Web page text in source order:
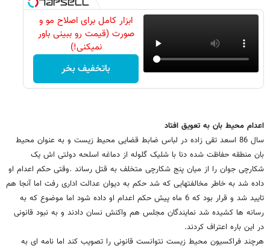
ابزار کامل برای اصلاح مو و
صورت (قیمت رو ببینی باور
نمیکنی!)
باتخفیف بخر
اعدام محیط بان به تعویق افتاد
سال 86 اسعد تقی زاده در لباس ضابط قضایی محیط زیست و به عنوان محیط
بان منطقه حفاظت شده دنا با شلیک گلوله از دماغه اسلحه دولتی اش یک
شکارچی جوان را از میان پنج شکارچی متخلف به قتل رساند .وقتی حکم اعدام او
داده شد به خاطر مخالفتهایی که شد حکم به دیوان عدالت اداری رفت اما آنجا هم
تایید شد و قرار بود که 6 ماه پیش حکم اعدام او داده شود اما موضوع که به
رسانه ها کشیده شد نمایندگان مجلس هم واکنش نسان دادند و به نبود قانونی
در این باره اعتراف کردند.
هرچند فراکسیون محیط زیست نتوانست قانونی را تصویب کند اما نامه ای به